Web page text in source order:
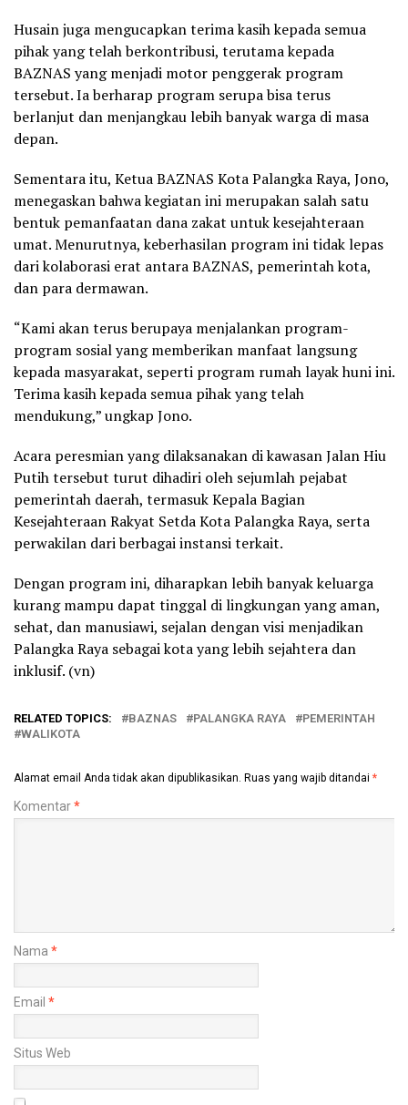
Husain juga mengucapkan terima kasih kepada semua
pihak yang telah berkontribusi, terutama kepada
BAZNAS yang menjadi motor penggerak program
tersebut. Ia berharap program serupa bisa terus
berlanjut dan menjangkau lebih banyak warga di masa
depan.
Sementara itu, Ketua BAZNAS Kota Palangka Raya, Jono,
menegaskan bahwa kegiatan ini merupakan salah satu
bentuk pemanfaatan dana zakat untuk kesejahteraan
umat. Menurutnya, keberhasilan program ini tidak lepas
dari kolaborasi erat antara BAZNAS, pemerintah kota,
dan para dermawan.
“Kami akan terus berupaya menjalankan program-
program sosial yang memberikan manfaat langsung
kepada masyarakat, seperti program rumah layak huni ini.
Terima kasih kepada semua pihak yang telah
mendukung,” ungkap Jono.
Acara peresmian yang dilaksanakan di kawasan Jalan Hiu
Putih tersebut turut dihadiri oleh sejumlah pejabat
pemerintah daerah, termasuk Kepala Bagian
Kesejahteraan Rakyat Setda Kota Palangka Raya, serta
perwakilan dari berbagai instansi terkait.
Dengan program ini, diharapkan lebih banyak keluarga
kurang mampu dapat tinggal di lingkungan yang aman,
sehat, dan manusiawi, sejalan dengan visi menjadikan
Palangka Raya sebagai kota yang lebih sejahtera dan
inklusif. (vn)
RELATED TOPICS: BAZNAS PALANGKA RAYA
PEMERINTAH
WALIKOTA
Alamat email Anda tidak akan dipublikasikan. Ruas yang wajib ditandai *
Komentar*
Nama *
Email *
Situs Web